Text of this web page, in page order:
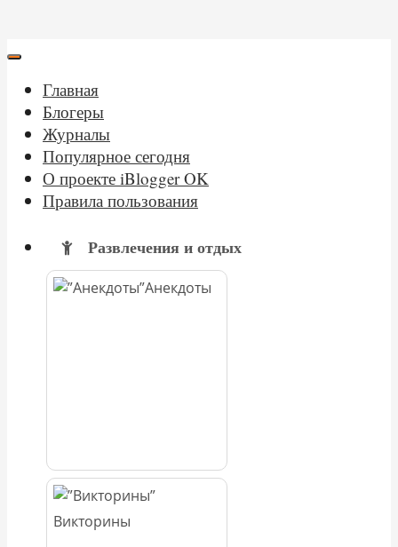
Главная
Блогеры
Журналы
Популярное сегодня
О проекте iBlogger OK
Правила пользования
Развлечения и отдых
Анекдоты
Викторины